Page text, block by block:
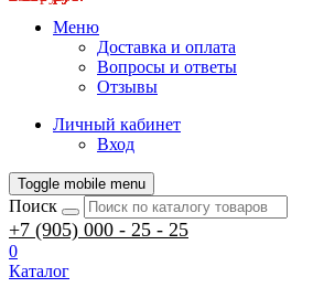
Меню
Доставка и оплата
Вопросы и ответы
Отзывы
Личный кабинет
Вход
Toggle mobile menu
Поиск
+7 (905) 000 - 25 - 25
0
Каталог